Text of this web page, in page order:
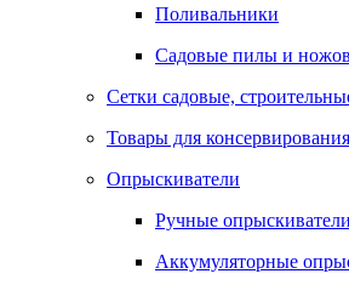
Поливальники
Садовые пилы и
Сетки садовые,
Товары для консервирования
Опрыскиватели
Ручные опрыскиватели
Аккумуляторные